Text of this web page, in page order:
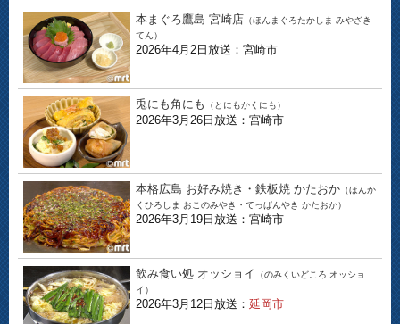
本まぐろ鷹島 宮崎店 （ほんまぐろたかしま みやざき
てん）
2026年4月2日放送：宮崎市
兎にも角にも （とにもかくにも）
2026年3月26日放送：宮崎市
本格広島 お好み焼き・鉄板焼 かたおか （ほんか
くひろしま おこのみやき・てっぱんやき かたおか）
2026年3月19日放送：宮崎市
飲み食い処 オッショイ
（のみくいどころ オッショ
イ）
2026年3月12日放送： 延岡市